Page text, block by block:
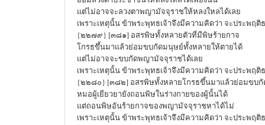
แต่ไม่อาจจะลวงตาพญามัจจุราชให้หลงใหลได้เลย
เพราะเหตุนั้น ข้าพระพุทธเจ้าจึงมีความคิดว่า จะประพฤติ
{๒๒๗๙} [๓๘๑] อสรพิษทั้งหลายตัวที่มีพิษร้ายกาจ
โกรธขึ้นมาแล้วย่อมขบกัดมนุษย์ทั้งหลายให้ตายได้
แต่ไม่อาจจะขบกัดพญามัจจุราชได้เลย
เพราะเหตุนั้น ข้าพระพุทธเจ้าจึงมีความคิดว่า จะประพฤติ
{๒๒๘๐} [๓๘๒] อสรพิษทั้งหลายโกรธขึ้นมาแล้วย่อมขบกั
หมอผู้เยียวยายังถอนพิษในร่างกายของผู้นั้นได้
แต่ถอนพิษอันร้ายกาจของพญามัจจุราชหาได้ไม่
เพราะเหตุนั้น ข้าพระพุทธเจ้าจึงมีความคิดว่า จะประพฤติ